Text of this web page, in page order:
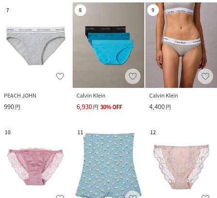
7
PEACH JOHN
990円
8
Calvin Klein
6,930円 30%OFF
9
Calvin Klein
4,400円
10 11 12